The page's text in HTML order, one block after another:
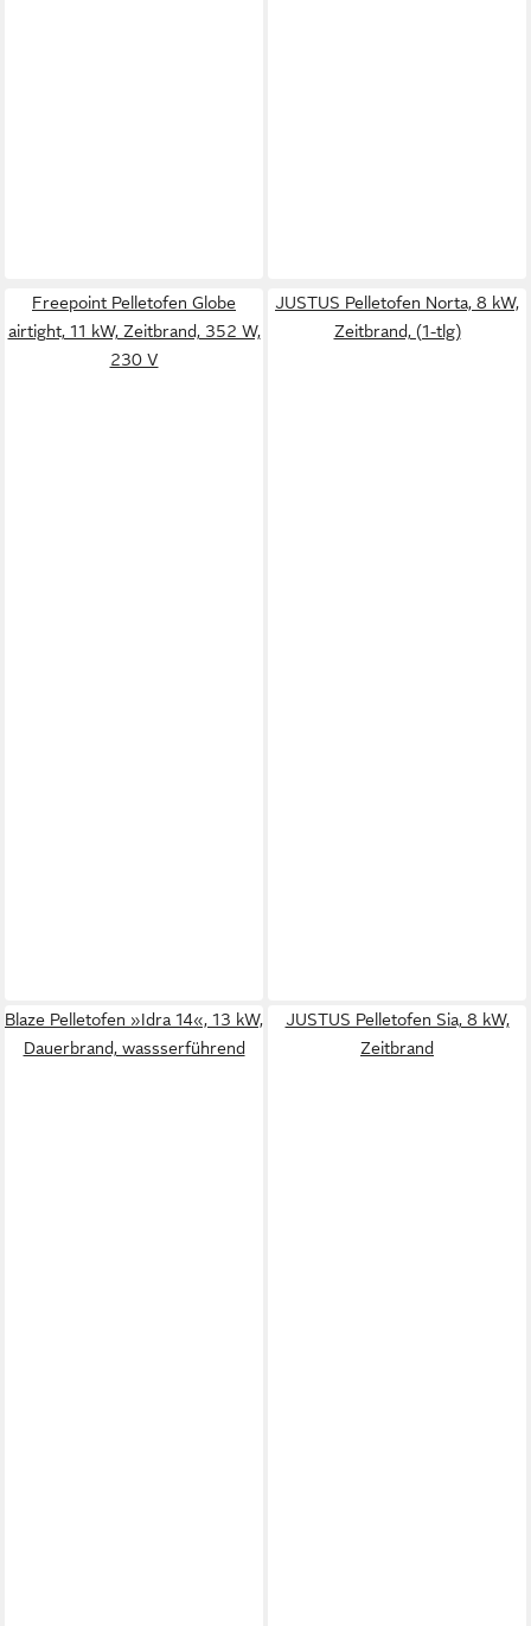
Freepoint Pelletofen Globe
airtight, 11 kW, Zeitbrand, 352 W,
230 V
JUSTUS Pelletofen Norta, 8 kW,
Zeitbrand, (1-tlg)
Blaze Pelletofen »Idra 14«, 13 kW,
Dauerbrand, wassserführend
JUSTUS Pelletofen Sia, 8 kW,
Zeitbrand